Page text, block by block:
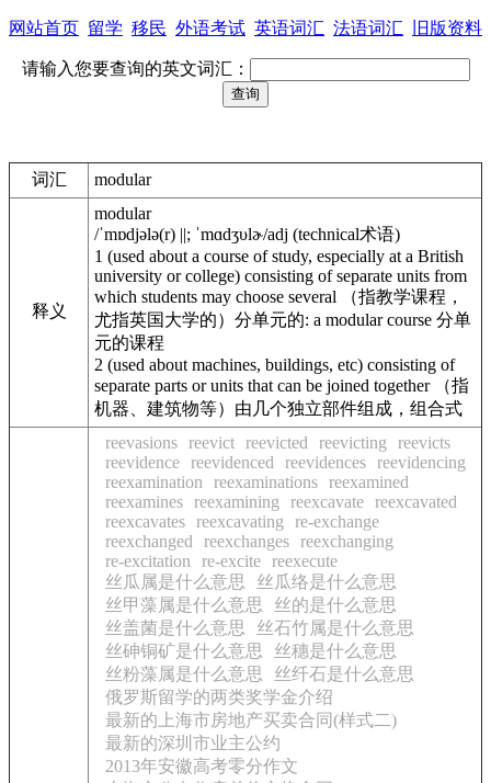
网站首页 留学 移民 外语考试 英语词汇 法语词汇 旧版资料
请输入您要查询的英文词汇：
词汇 modular
释义
modular
/ˈmɒdjələ(r) ||; ˈmɑdʒυlɚ/adj (technical术语)
1 (used about a course of study, especially at a British
university or college) consisting of separate units from
which students may choose several （指教学课程，
尤指英国大学的）分单元的: a modular course 分单
元的课程
2 (used about machines, buildings, etc) consisting of
separate parts or units that can be joined together （指
机器、建筑物等）由几个独立部件组成，组合式
reevasions reevict reevicted reevicting
reevicts
reevidence reevidenced reevidences reevidencing
reexamination
reexaminations reexamined
reexamines reexamining reexcavate reexcavated
reexcavates reexcavating
re-exchange
reexchanged
reexchanges reexchanging
re-excitation
re-excite reexecute
丝瓜属是什么意思
丝瓜络是什么意思
丝甲藻属是什么意思
丝的是什么意思
丝盖菌是什么意思
丝石竹属是什么意思
丝砷铜矿是什么意思
丝穗是什么意思
丝粉藻属是什么意思
丝纤石是什么意思
俄罗斯留学的两类奖学金介绍
最新的上海市房地产买卖合同(样式二)
最新的深圳市业主公约
2013年安徽高考零分作文